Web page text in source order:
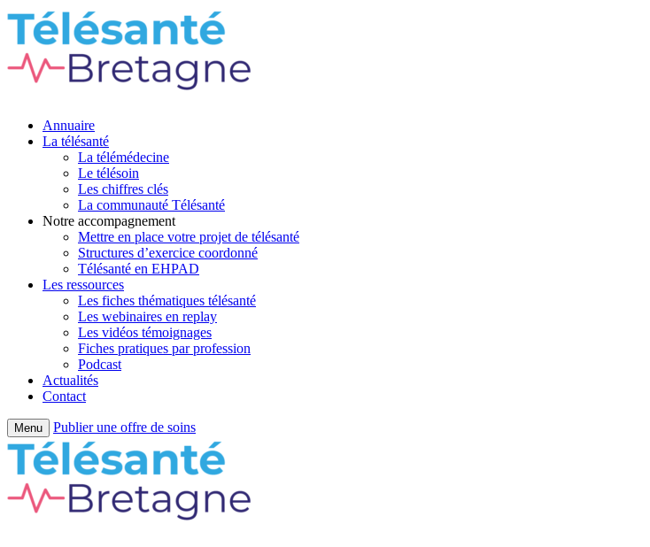
Annuaire
La télésanté
La télémédecine
Le télésoin
Les chiffres clés
La communauté Télésanté
Notre accompagnement
Mettre en place votre projet de télésanté
Structures d’exercice coordonné
Télésanté en EHPAD
Les ressources
Les fiches thématiques télésanté
Les webinaires en replay
Les vidéos témoignages
Fiches pratiques par profession
Podcast
Actualités
Contact
Menu Publier une offre de soins